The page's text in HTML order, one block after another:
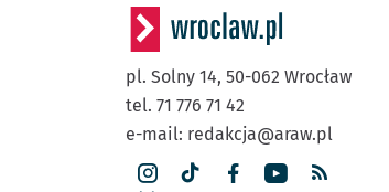
pl. Solny 14, 50-062 Wrocław
tel. 71 776 71 42
e-mail: redakcja@araw.pl